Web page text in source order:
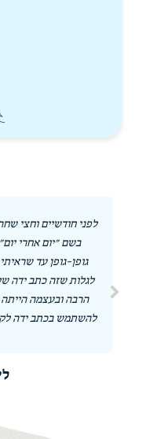
לפני חודשיים וחצי
בשם "יום אחרי
גופן-גופן עד
לגלות שזה כתב ידה
הרבה ובעצמה
להשתמש בכתב ידה